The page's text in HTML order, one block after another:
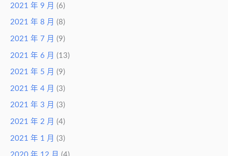
2021 年 9 月 (6)
2021 年 8 月 (8)
2021 年 7 月 (9)
2021 年 6 月 (13)
2021 年 5 月 (9)
2021 年 4 月 (3)
2021 年 3 月 (3)
2021 年 2 月 (4)
2021 年 1 月 (3)